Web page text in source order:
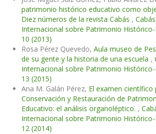
patrimonio histórico educativo como
Diez números de la revista Cabás ,
Internacional sobre Patrimonio
10 (2013)
Rosa Pérez Quevedo, Aula museo de
de su gente y la historia de una escuela ,
Internacional sobre Patrimonio
13 (2015)
Ana M. Galán Pérez, El examen científico
Conservación y Restauración de
Educativo: el análisis organoléptico. ,
Internacional sobre Patrimonio
12 (2014)